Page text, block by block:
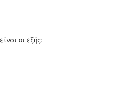
οι εξής: